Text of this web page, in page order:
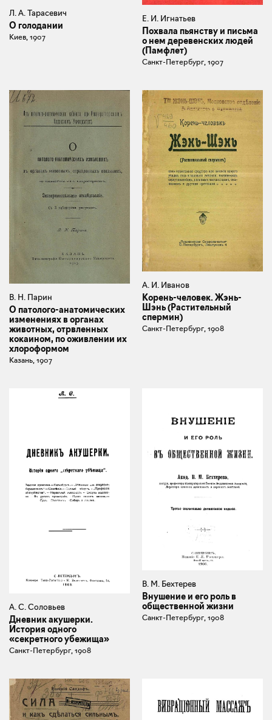
Л. А. Тарасевич
О голодании
Киев, 1907
Е. И. Игнатьев
Похвала пьянству и письма
о нем деревенских людей
(Памфлет)
Санкт-Петербург, 1907
В. Н. Парин
О патолого-анатомических
изменениях в органах
животных, отрвленных
кокаином, по оживлении их
хлороформом
Казань, 1907
А. И. Иванов
Корень-человек. Жэнь-
Шэнь (Растительный
спермин)
Санкт-Петербург, 1908
А. С. Соловьев
Дневник акушерки.
История одного
«секретного убежища»
Санкт-Петербург, 1908
В. М. Бехтерев
Внушение и его роль в
общественной жизни
Санкт-Петербург, 1908